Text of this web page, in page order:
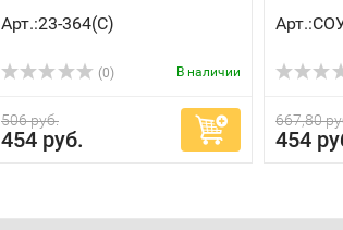
Арт.:23-364(C)
(0) В наличии
506 руб.
454 руб.
667,80
454